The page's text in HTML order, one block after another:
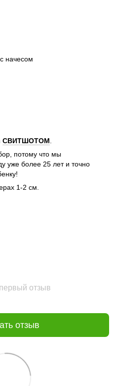
начесом
СВИТШОТОМ.
потому что мы
уже более 25 лет и точно
1-2 см.
отзыв
отзыв